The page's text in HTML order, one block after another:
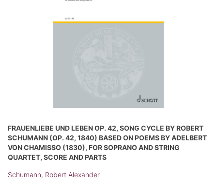
FRAUENLIEBE UND LEBEN OP. 42, SONG CYCLE BY ROBERT
SCHUMANN (OP. 42, 1840) BASED ON POEMS BY ADELBERT
VON CHAMISSO (1830), FOR SOPRANO AND STRING
QUARTET, SCORE AND PARTS
Schumann, Robert Alexander